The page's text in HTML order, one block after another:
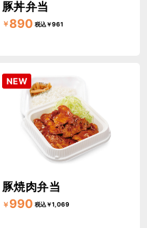
豚丼弁当
￥890 税込￥961
NEW
豚焼肉弁当
￥ 990 税込￥1,069